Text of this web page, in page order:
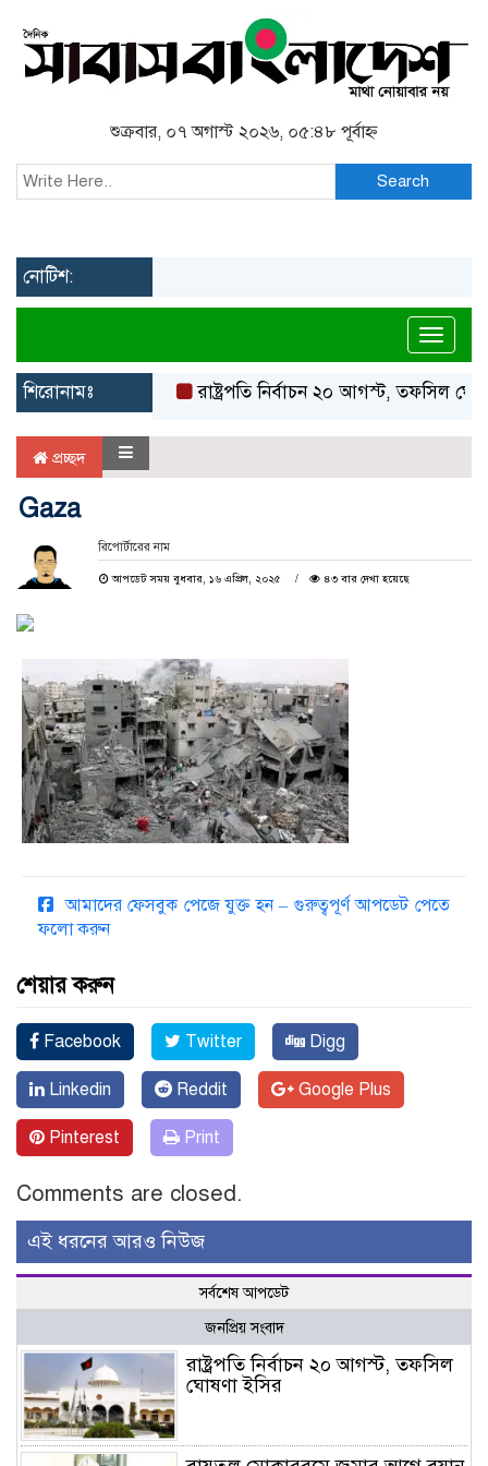
শুক্রবার, ০৭ অগাস্ট ২০২৬, ০৫:৪৮ পূর্বাহ্ন
Search
নোটিশ:
শিরোনামঃ রাষ্ট্রপতি নির্বাচন ২০ আগস্ট, তফসিল
প্রচ্ছদ
Gaza
রিপোর্টারের নাম
আপডেট সময় বুধবার, ১৬ এপ্রিল, ২০২৫ ৪৩ বার দেখা হয়েছে
আমাদের ফেসবুক পেজে যুক্ত হন – গুরুত্বপূর্ণ আপডেট পেতে
ফলো করুন
শেয়ার করুন
Facebook Twitter Digg
Linkedin Reddit Google Plus
Pinterest Print
Comments are closed.
এই ধরনের আরও নিউজ
সর্বশেষ আপডেট
জনপ্রিয় সংবাদ
রাষ্ট্রপতি নির্বাচন ২০ আগস্ট, তফসিল
ঘোষণা ইসির